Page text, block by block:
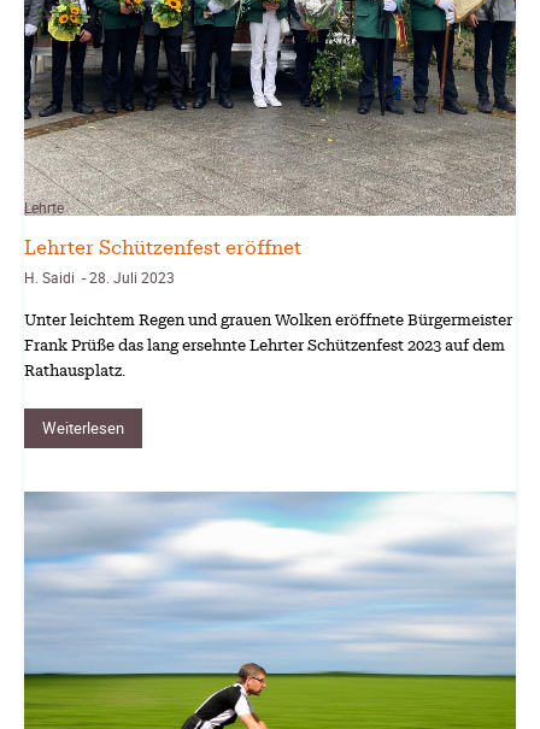
Lehrte
Lehrter Schützenfest eröffnet
H. Saidi -28. Juli 2023
Unter leichtem Regen und grauen Wolken eröffnete Bürgermeister
Frank Prüße das lang ersehnte Lehrter Schützenfest 2023 auf dem
Rathausplatz.
Weiterlesen